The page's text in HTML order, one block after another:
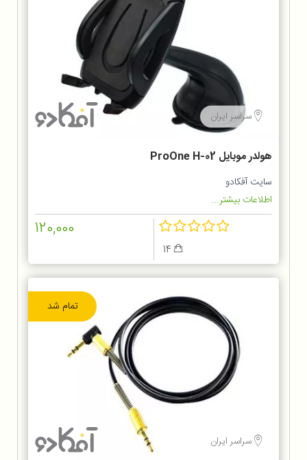
سراسر ایران
هولدر موبایل 02-ProOne H
سایت آفکادو
اطلاعات بیشتر...
120,000
تمام شد
سراسر ایران